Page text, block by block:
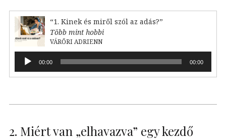
“1. Kinek és miről szól az adás?”
Több mint hobbi
VÁRŐRI ADRIENN
Audió
lejátszó00:00 00:00
2. Miért van „elhavazva” egy kezdő